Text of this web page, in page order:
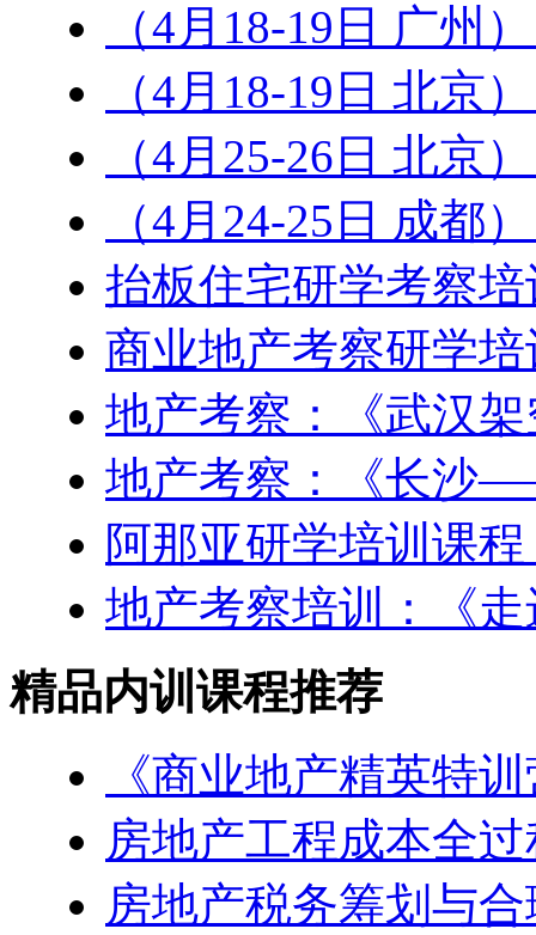
（4月18-19日 广州
（4月18-19日 北京
（4月25-26日 北京
（4月24-25日 成都
抬板住宅研学考察
商业地产考察研学
地产考察：《武汉
地产考察：《长沙
阿那亚研学培训课
地产考察培训：《
精品内训课程推荐
《商业地产精英特
房地产工程成本全
房地产税务筹划与